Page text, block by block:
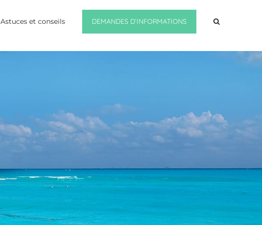
Astuces et conseils DEMANDES D’INFORMATIONS